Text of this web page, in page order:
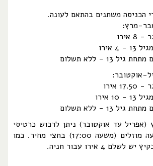
הכניסה משתנים בהתאם לעונה.
מרץ:
אירו
- 4 אירו
גיל 13 - ללא תשלום
אוקטובר:
אירו
- 10 אירו
גיל 13 - ללא תשלום
(אפריל עד אוקטובר) ניתן לרכוש כרטיסי
שקיעה מוזלים (משעה 17:00) בחצי מחיר. כמו
יש לשלם 4 אירו עבור חניה.